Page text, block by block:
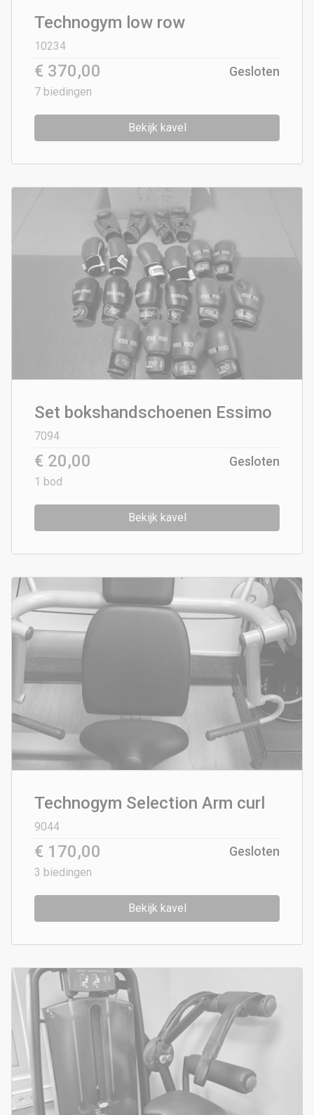
Technogym low row
10234
€ 370,00
7 biedingen
Gesloten
Bekijk kavel
Set bokshandschoenen Essimo
7094
€ 20,00
1 bod
Gesloten
Bekijk kavel
Technogym Selection Arm curl
9044
€ 170,00
3 biedingen
Gesloten
Bekijk kavel